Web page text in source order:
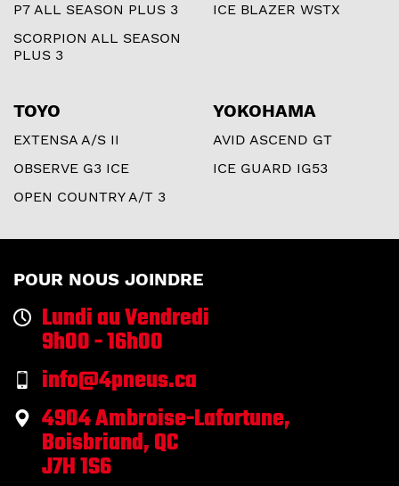
P7 ALL SEASON PLUS 3
SCORPION ALL SEASON
PLUS 3
ICE BLAZER WSTX
TOYO
EXTENSA A/S II
OBSERVE G3 ICE
OPEN COUNTRY A/T 3
YOKOHAMA
AVID ASCEND GT
ICE GUARD IG53
POUR NOUS JOINDRE
Lundi au Vendredi
9h00 - 16h00
info@4pneus.ca
4904 Ambroise-Lafortune,
Boisbriand, QC
J7H 1S6